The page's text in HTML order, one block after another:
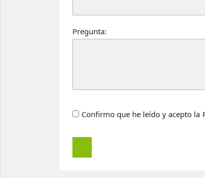
Pregunta:
Confirmo que he leído y acepto la